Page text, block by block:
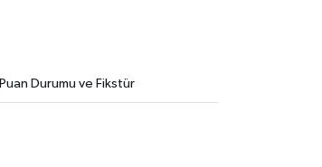
Puan Durumu ve Fikstür